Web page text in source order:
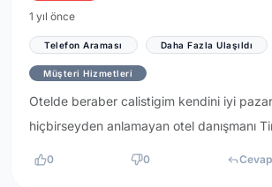
1 yıl önce
Telefon Araması Daha Fazla Ulaşıldı
Müşteri Hizmetleri
Otelde beraber calistigim kendini iyi
hiçbirseyden anlamayan otel danışmanı
0 0 Cevap